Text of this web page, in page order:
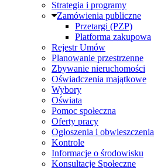
Strategia i programy
Zamówienia publiczne
Przetargi (PZP)
Platforma zakupowa
Rejestr Umów
Planowanie przestrzenne
Zbywanie nieruchomości
Oświadczenia majątkowe
Wybory
Oświata
Pomoc społeczna
Oferty pracy
Ogłoszenia i obwieszczenia
Kontrole
Informacje o środowisku
Konsultacje Społeczne